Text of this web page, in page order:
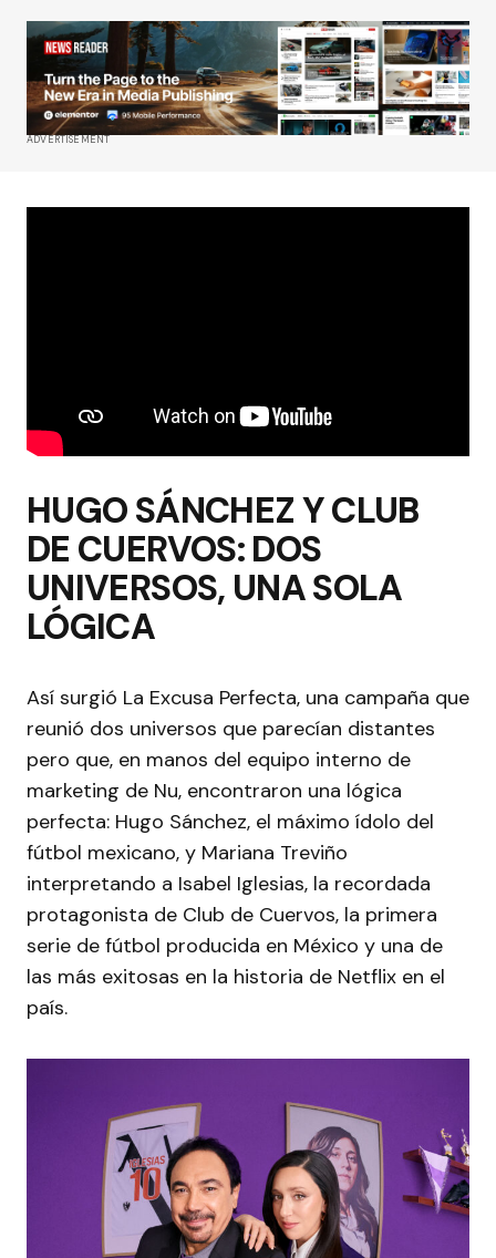
ADVERTISEMENT
HUGO SÁNCHEZ Y CLUB
DE CUERVOS: DOS
UNIVERSOS, UNA SOLA
LÓGICA
Así surgió La Excusa Perfecta, una campaña que
reunió dos universos que parecían distantes
pero que, en manos del equipo interno de
marketing de Nu, encontraron una lógica
perfecta: Hugo Sánchez, el máximo ídolo del
fútbol mexicano, y Mariana Treviño
interpretando a Isabel Iglesias, la recordada
protagonista de Club de Cuervos, la primera
serie de fútbol producida en México y una de
las más exitosas en la historia de Netflix en el
país.